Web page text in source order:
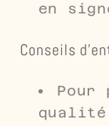
en
Conseils
Pour